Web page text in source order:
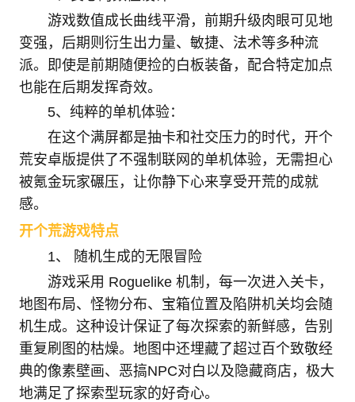
游戏数值成长曲线平滑，前期升级肉眼可见地
变强，后期则衍生出力量、敏捷、法术等多种流
派。即使是前期随便捡的白板装备，配合特定加点
也能在后期发挥奇效。
5、纯粹的单机体验：
在这个满屏都是抽卡和社交压力的时代，开个
荒安卓版提供了不强制联网的单机体验，无需担心
被氪金玩家碾压，让你静下心来享受开荒的成就
感。
开个荒游戏特点
‌1、 随机生成的无限冒险‌
游戏采用 Roguelike 机制，每一次进入关卡，
地图布局、怪物分布、宝箱位置及陷阱机关均会随
机生成。这种设计保证了每次探索的新鲜感，告别
重复刷图的枯燥。地图中还埋藏了超过百个致敬经
典的像素壁画、恶搞NPC对白以及隐藏商店，极大
地满足了探索型玩家的好奇心。